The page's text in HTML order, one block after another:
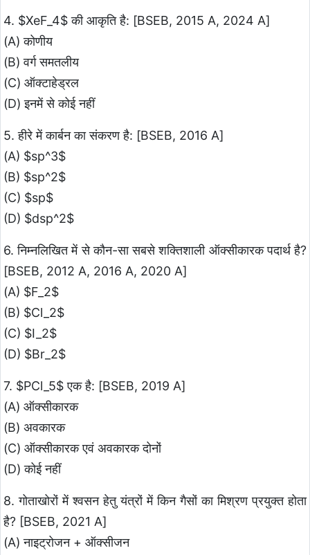
4. $XeF_4$ की आकृति है: [BSEB, 2015 A, 2024 A]
(A) कोणीय
(B) वर्ग समतलीय
(C) ऑक्टाहेड्रल
(D) इनमें से कोई नहीं
5. हीरे में कार्बन का संकरण है: [BSEB, 2016 A]
(A) $sp^3$
(B) $sp^2$
(C) $sp$
(D) $dsp^2$
6. निम्नलिखित में से कौन-सा सबसे शक्तिशाली ऑक्सीकारक पदार्थ है?
[BSEB, 2012 A, 2016 A, 2020 A]
(A) $F_2$
(B) $Cl_2$
(C) $I_2$
(D) $Br_2$
7. $PCl_5$ एक है: [BSEB, 2019 A]
(A) ऑक्सीकारक
(B) अवकारक
(C) ऑक्सीकारक एवं अवकारक दोनों
(D) कोई नहीं
8. गोताखोरों में श्वसन हेतु यंत्रों में किन गैसों का मिश्रण प्रयुक्त होता
है? [BSEB, 2021 A]
(A) नाइट्रोजन + ऑक्सीजन